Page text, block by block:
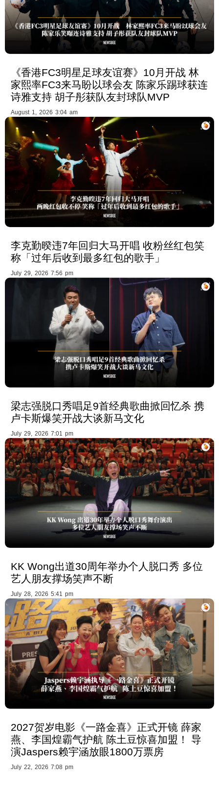
《香港FC3明星足球友谊赛》10月开战 林
家熙率FC3来马盼以球会友 陈家乐踢球获连
诗雅支持 胡子彤获队友封球队MVP
August 1, 2026 3:04 am
李克勤暌违7年回归大马开唱 收粉丝红包笑
称「过年后收到最多红包的歌手」
July 29, 2026 7:56 pm
梁志强脱口秀唱足9首经典歌曲掀回忆杀 携
卢卡斯爆笑开战大谈新马文化
July 29, 2026 7:01 pm
KK Wong出道30周年举办个人脱口秀 多位
艺人朋友撑场笑声不断
July 28, 2026 5:41 pm
2027贺岁电影《一路金喜》正式开镜 薛家
燕、李国煌霸气护航 陈土豆惊喜加盟！ 导
演Jaspers赖宇涵放眼1800万票房
July 22, 2026 7:08 pm